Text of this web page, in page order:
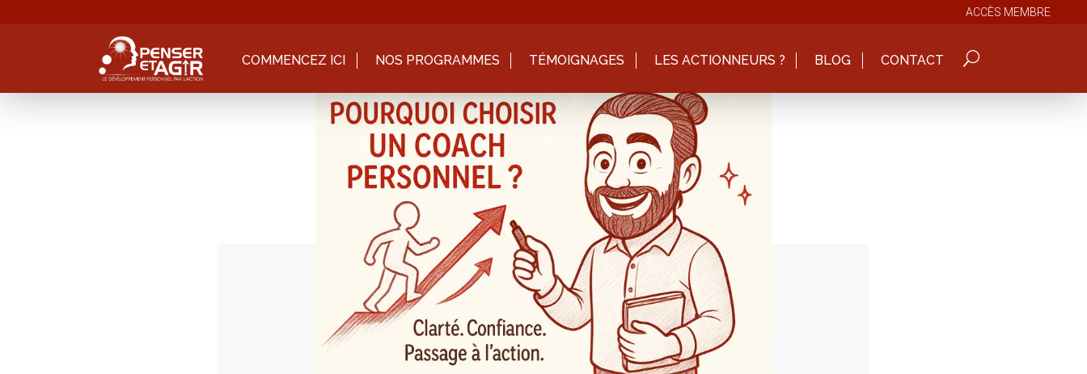
ACCÈS MEMBRE
COMMENCEZ ICI NOS PROGRAMMES TÉMOIGNAGES LES ACTIONNEURS ? BLOG CONTACT